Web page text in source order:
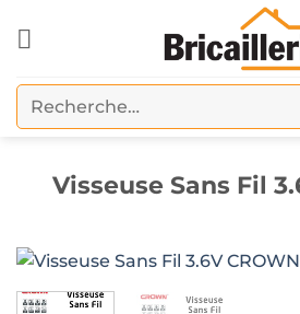
Recherche
pour :
Visseuse Sans Fil